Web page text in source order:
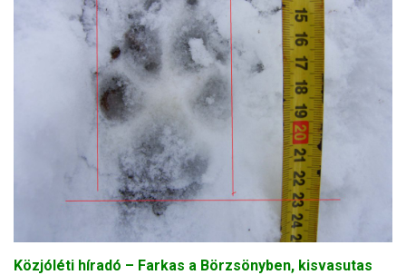
Közjóléti híradó – Farkas a Börzsönyben, kisvasutas